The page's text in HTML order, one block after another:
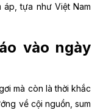
áp, tựa như Việt Nam
vào ngày
mà còn là thời khắc
về cội nguồn, sum